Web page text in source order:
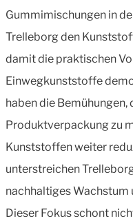
Gummimischungen in
Trelleborg den
damit die praktischen
Einwegkunststoffe
haben die
Produktverpackung zu
Kunststoffen weiter
unterstreichen
nachhaltiges Wachstum
Dieser Fokus schont